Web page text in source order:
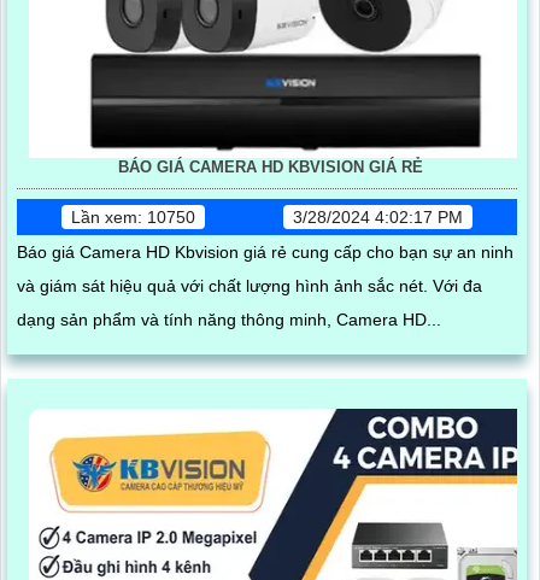
BÁO GIÁ CAMERA HD KBVISION GIÁ RẺ
Lần xem: 10750
3/28/2024 4:02:17 PM
Báo giá Camera HD Kbvision giá rẻ cung cấp cho bạn sự an ninh
và giám sát hiệu quả với chất lượng hình ảnh sắc nét. Với đa
dạng sản phẩm và tính năng thông minh, Camera HD...